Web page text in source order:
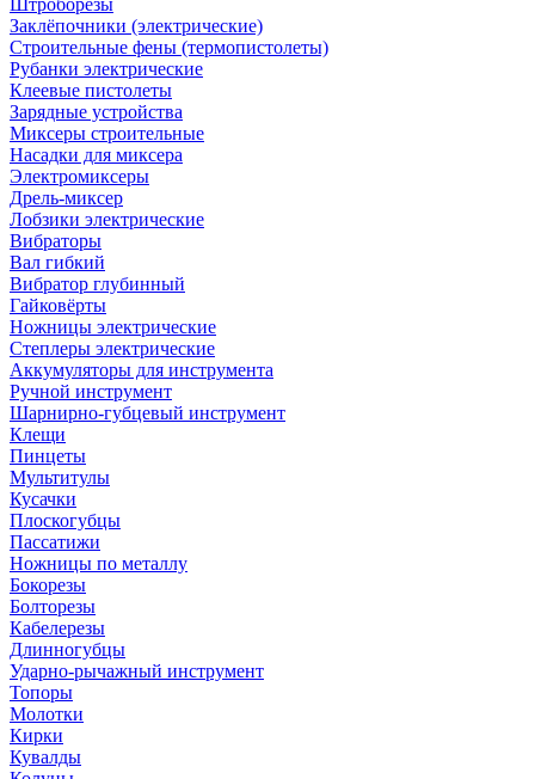
Штроборезы
Заклёпочники (электрические)
Строительные фены (термопистолеты)
Рубанки электрические
Клеевые пистолеты
Зарядные устройства
Миксеры строительные
Насадки для миксера
Электромиксеры
Дрель-миксер
Лобзики электрические
Вибраторы
Вал гибкий
Вибратор глубинный
Гайковёрты
Ножницы электрические
Степлеры электрические
Аккумуляторы для инструмента
Ручной инструмент
Шарнирно-губцевый инструмент
Клещи
Пинцеты
Мультитулы
Кусачки
Плоскогубцы
Пассатижи
Ножницы по металлу
Бокорезы
Болторезы
Кабелерезы
Длинногубцы
Ударно-рычажный инструмент
Топоры
Молотки
Кирки
Кувалды